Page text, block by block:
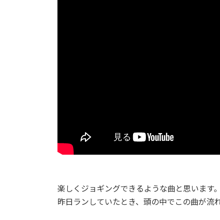
楽しくジョギングできるような曲と思います。
昨日ランしていたとき、頭の中でこの曲が流